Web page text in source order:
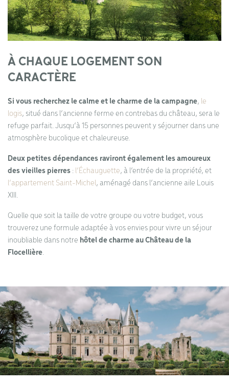
À CHAQUE LOGEMENT SON
CARACTÈRE
Si vous recherchez le calme et le charme de la campagne, le
logis, situé dans l’ancienne ferme en contrebas du château, sera le
refuge parfait. Jusqu’à 15 personnes peuvent y séjourner dans une
atmosphère bucolique et chaleureuse.
Deux petites dépendances raviront également les amoureux
des vieilles pierres : l’Échauguette, à l’entrée de la propriété, et
l’appartement Saint-Michel, aménagé dans l’ancienne aile Louis
XIII.
Quelle que soit la taille de votre groupe ou votre budget, vous
trouverez une formule adaptée à vos envies pour vivre un séjour
inoubliable dans notre hôtel de charme au Château de la
Flocellière.